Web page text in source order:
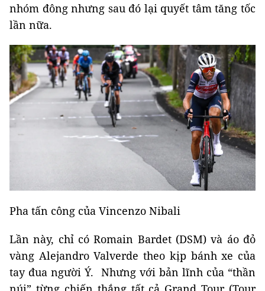
nhóm đông nhưng sau đó lại quyết tâm tăng tốc
lần nữa.
Pha tấn công của Vincenzo Nibali
Lần này, chỉ có Romain Bardet (DSM) và áo đỏ
vàng Alejandro Valverde theo kịp bánh xe của
tay đua người Ý. Nhưng với bản lĩnh của “thần